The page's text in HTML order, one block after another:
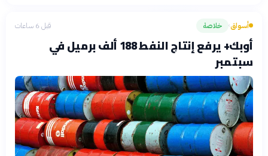
أسواق› خلاصة قبل 6 ساعات
أوبك+ يرفع إنتاج النفط 188 ألف برميل في
سبتمبر